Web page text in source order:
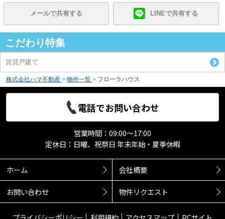
メールで共有する LINEで共有する
こだわり特集
賃貸戸建て
株式会社ハマ不動産 > 物件一覧 > フローラハウス
電話でお問い合わせ
営業時間：09:00～17:00
定休日：日曜、祝祭日 年末年始・夏季休暇
ホーム 会社概要
お問い合わせ 物件リクエスト